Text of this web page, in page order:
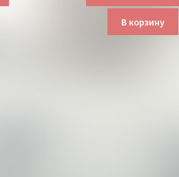
В корзину